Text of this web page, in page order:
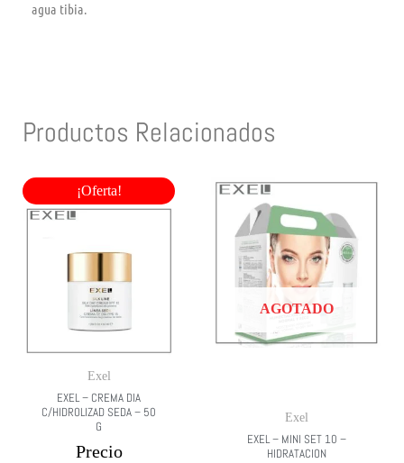
agua tibia.
Productos Relacionados
¡Oferta!
Exel
EXEL – CREMA DIA
C/HIDROLIZAD SEDA – 50
G
Precio
AGOTADO
Exel
EXEL – MINI SET 10 –
HIDRATACION